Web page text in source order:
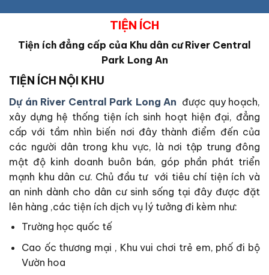
TIỆN ÍCH
Tiện ích đẳng cấp của Khu dân cưRiver Central
Park Long An
TIỆN ÍCH NỘI KHU
Dự án River Central Park Long An được quy hoạch,
xây dựng hệ thống tiện ích sinh hoạt hiện đại, đẳng
cấp với tầm nhìn biến nơi đây thành điểm đến của
các người dân trong khu vực, là nơi tập trung đông
mật độ kinh doanh buôn bán, góp phần phát triển
mạnh khu dân cư. Chủ đầu tư với tiêu chí tiện ích và
an ninh dành cho dân cư sinh sống tại đây được đặt
lên hàng ,các tiện ích dịch vụ lý tưởng đi kèm như:
Trường học quốc tế
Cao ốc thương mại , Khu vui chơi trẻ em, phố đi bộ
Vườn hoa